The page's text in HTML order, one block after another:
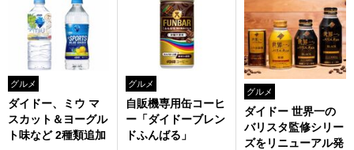
グルメ
ダイドー、ミウ マ
スカット＆ヨーグル
ト味など 2種類追加
グルメ
自販機専用缶コーヒ
ー「ダイドーブレン
ドふんばる」
グルメ
ダイドー 世界一の
バリスタ監修シリー
ズをリニューアル発